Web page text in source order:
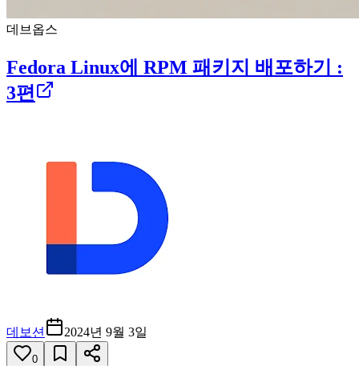
데브옵스
Fedora Linux에 RPM 패키지 배포하기 :
3편
데보션 2024년 9월 3일
0